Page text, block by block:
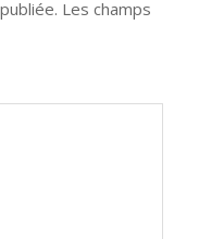
Les champs